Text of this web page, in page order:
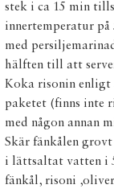
stek i ca 15 min
innertemperatur på
med
hälften till att
Koka risonin enligt
paketet (finns inte
med någon annan
Skär fänkålen
i lättsaltat vatten i
fänkål, risoni